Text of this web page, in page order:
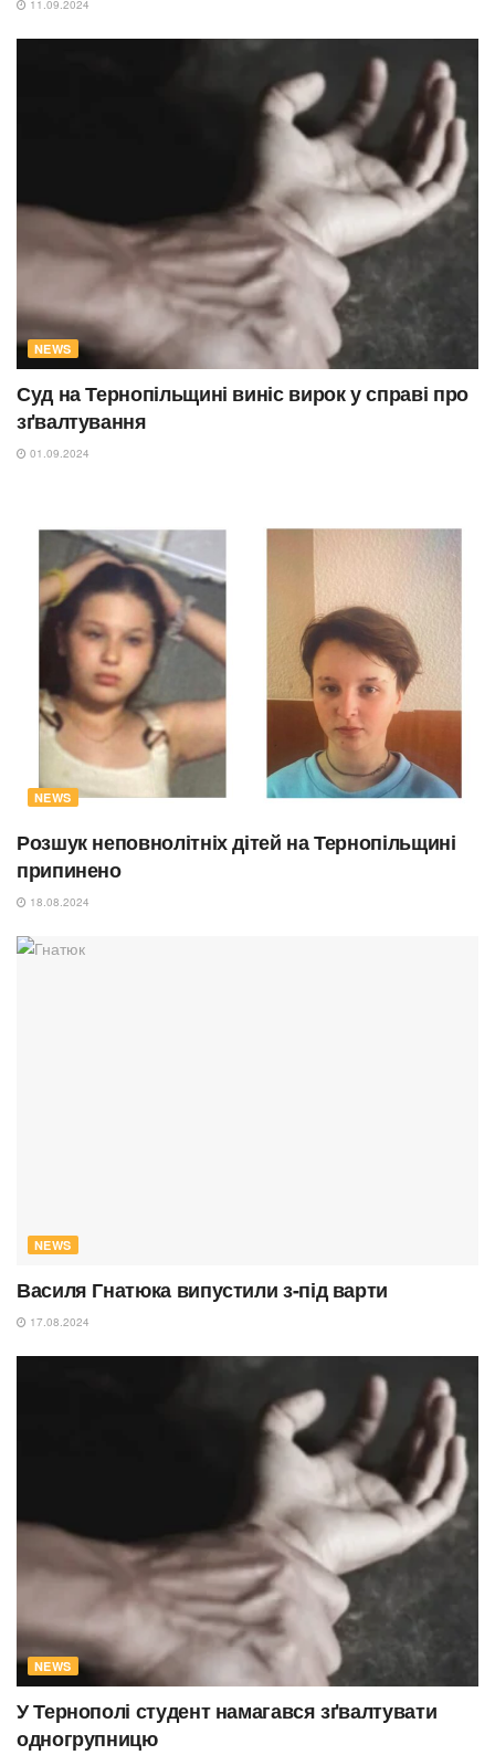
11.09.2024
NEWS
Суд на Тернопільщині виніс вирок у справі про
зґвалтування
01.09.2024
NEWS
Розшук неповнолітніх дітей на Тернопільщині
припинено
18.08.2024
NEWS
Василя Гнатюка випустили з-під варти
17.08.2024
NEWS
У Тернополі студент намагався зґвалтувати
одногрупницю